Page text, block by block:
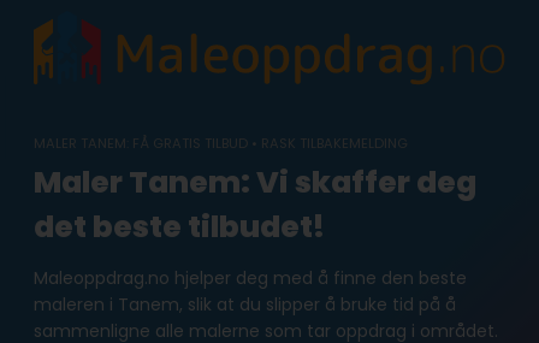
content
MALER TANEM: FÅ GRATIS TILBUD • RASK TILBAKEMELDING
Maler Tanem: Vi skaffer deg
det beste tilbudet!
Maleoppdrag.no hjelper deg med å finne den beste
maleren i Tanem, slik at du slipper å bruke tid på å
sammenligne alle malerne som tar oppdrag i området.